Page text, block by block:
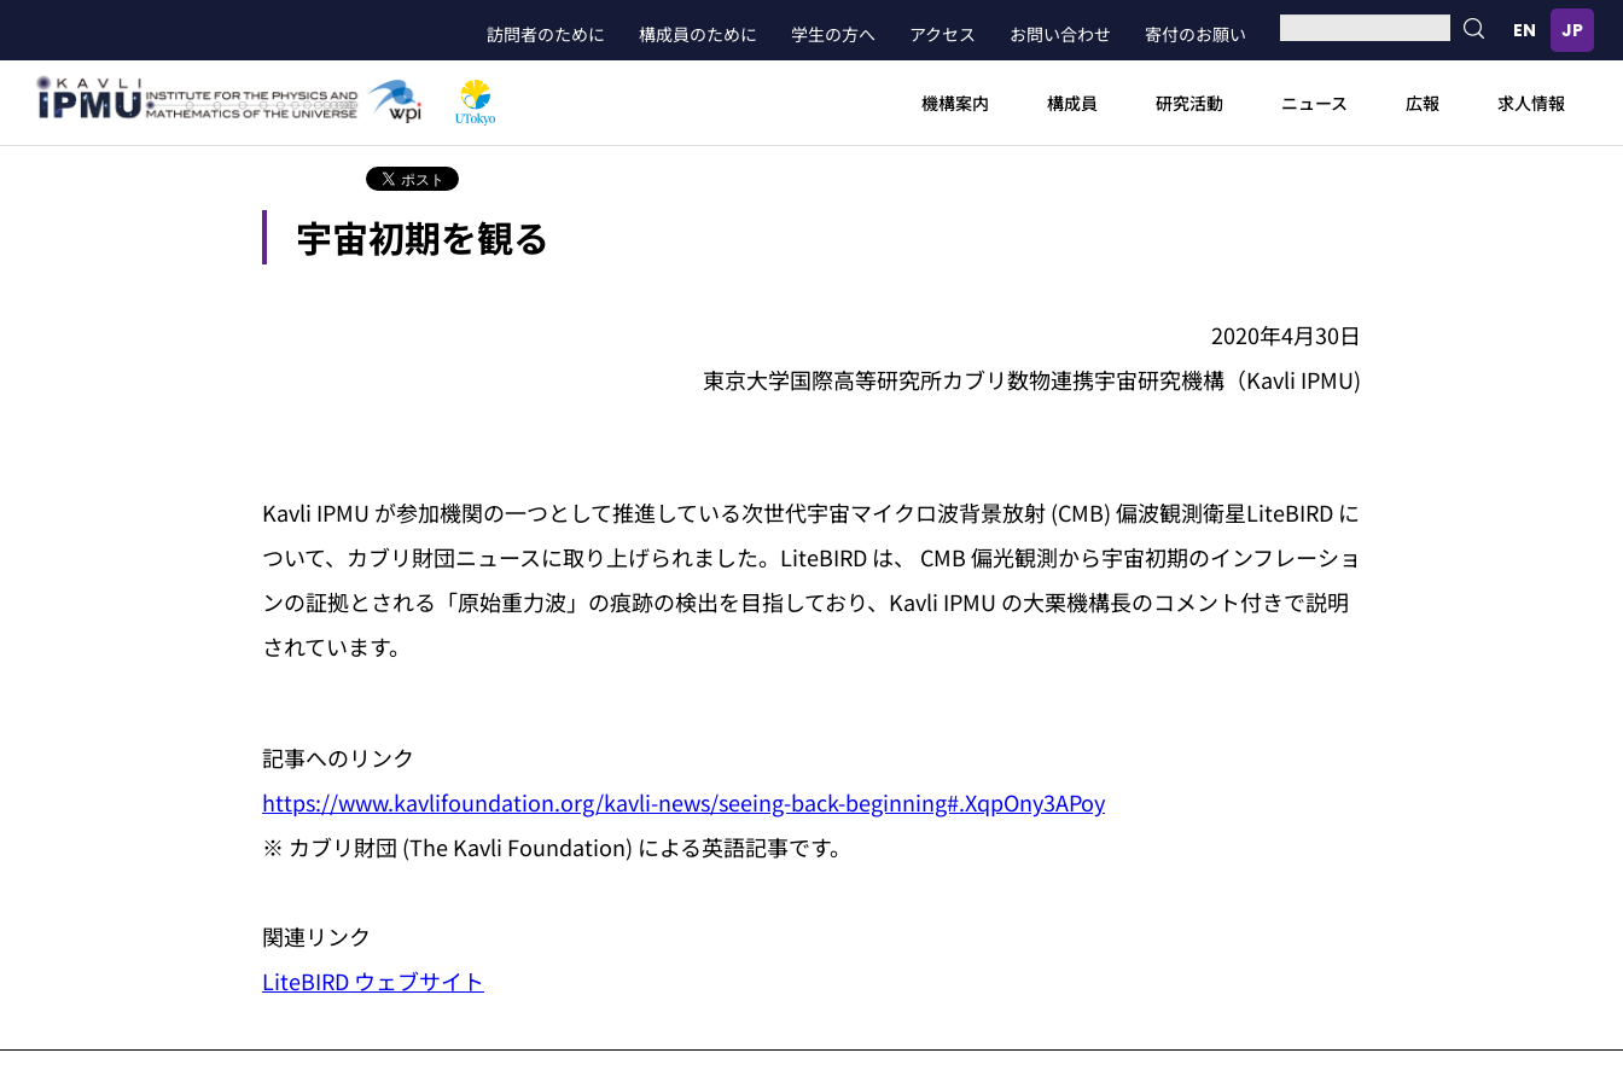
ン
テ
header_main_menu_contact
訪問者のために 構成員のために 学生の方へ アクセス お問い合わせ 寄付のお願い
機構案内 構成員 研究活動 ニュース 広報 求人情報
宇宙初期を観る
2020年4月30日
東京大学国際高等研究所カブリ数物連携宇宙研究機構（Kavli IPMU)
Kavli IPMU が参加機関の一つとして推進している次世代宇宙マイクロ波背景放射 (CMB) 偏波観測衛星LiteBIRD に
ついて、カブリ財団ニュースに取り上げられました。LiteBIRD は、 CMB 偏光観測から宇宙初期のインフレーショ
ンの証拠とされる「原始重力波」の痕跡の検出を目指しており、Kavli IPMU の大栗機構長のコメント付きで説明
されています。
記事へのリンク
https://www.kavlifoundation.org/kavli-news/seeing-back-beginning#.XqpOny3APoy
※ カブリ財団 (The Kavli Foundation) による英語記事です。
関連リンク
LiteBIRD ウェブサイト